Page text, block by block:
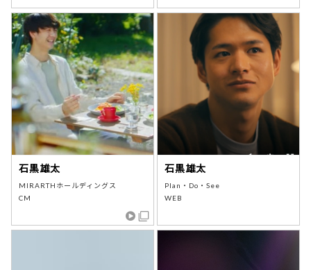
石黒雄太
MIRARTHホールディングス
CM
石黒雄太
Plan・Do・See
WEB